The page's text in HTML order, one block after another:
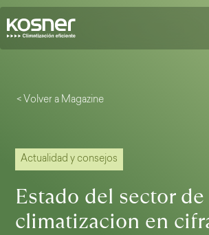
< Volver a Magazine
Actualidad y consejos
Estado del sector de
climatizacion en